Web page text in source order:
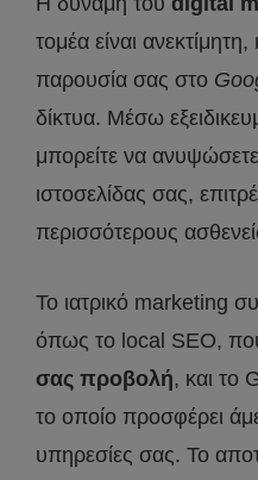
τομέα είναι
παρουσία σας στο
δίκτυα. Μέσω
μπορείτε να
ιστοσελίδας σας,
περισσότερους
Το ιατρικό marketing
όπως το local SEO,
σας προβολή, και το
το οποίο προσφέρει
υπηρεσίες σας. Το